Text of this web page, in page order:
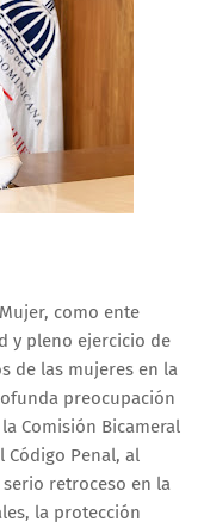
como ente
y pleno ejercicio de
de las mujeres en la
preocupación
Comisión Bicameral
Penal, al
retroceso en la
la protección